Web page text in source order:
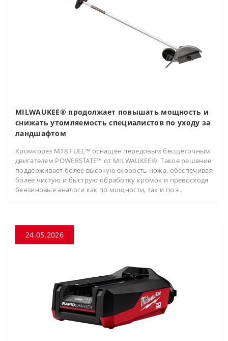
MILWAUKEE® продолжает повышать мощность и
снижать утомляемость специалистов по уходу за
ландшафтом
Кромкорез M18 FUEL™ оснащён передовым бесщёточным
двигателем POWERSTATE™ от MILWAUKEE®. Такое решение
поддерживает более высокую скорость ножа, обеспечивая
более чистую и быструю обработку кромок и превосходя
бензиновые аналоги как по мощности, так и по э..
24.05.2026